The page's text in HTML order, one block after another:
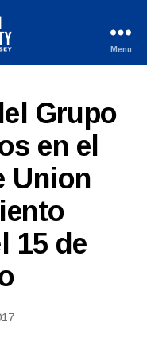
Menu
Grupo
en el
Union
15 de
y
e
b